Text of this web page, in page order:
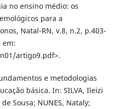
no ensino médio: os
para a
Natal-RN, v.8, n.2, p.403-
em:
artigo9.pdf>.
e metodologias
básica. In: SILVA, Ileizi
Sousa; NUNES, Nataly;